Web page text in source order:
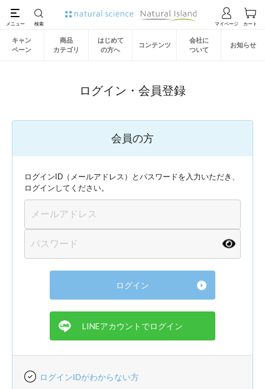
キャン
ペーン
商品
カテゴリ
はじめて
の方へ
コンテンツ
会社に
ついて
お知らせ
ログイン・会員登録
会員の方
ログインID（メールアドレス）とパスワードを入力いただき、
ログインしてください。
ログインIDがわからない方